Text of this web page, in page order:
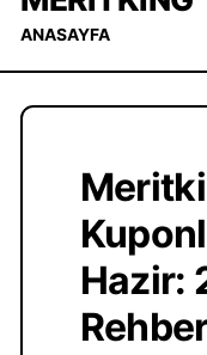
ANASAYFA
Hazir: